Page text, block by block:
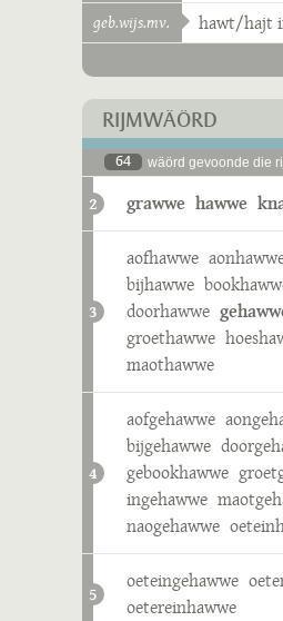
geb.wijs.mv. hawt/hajt
RIJMWÄÖRD
64 wäörd gevoonde die
2 grawwe hawwe
3
aofhawwe
bijhawwe
doorhawwe
groethawwe
maothawwe
4
aofgehawwe
bijgehawwe
gebookhawwe
ingehawwe
naogehawwe
5
oeteingehawwe
oetereinhawwe